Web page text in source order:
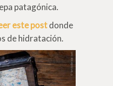
patagónica.
este postdonde
de hidratación.